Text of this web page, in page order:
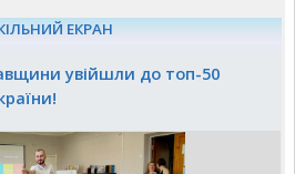
ЕКРАН
увійшли до топ-50